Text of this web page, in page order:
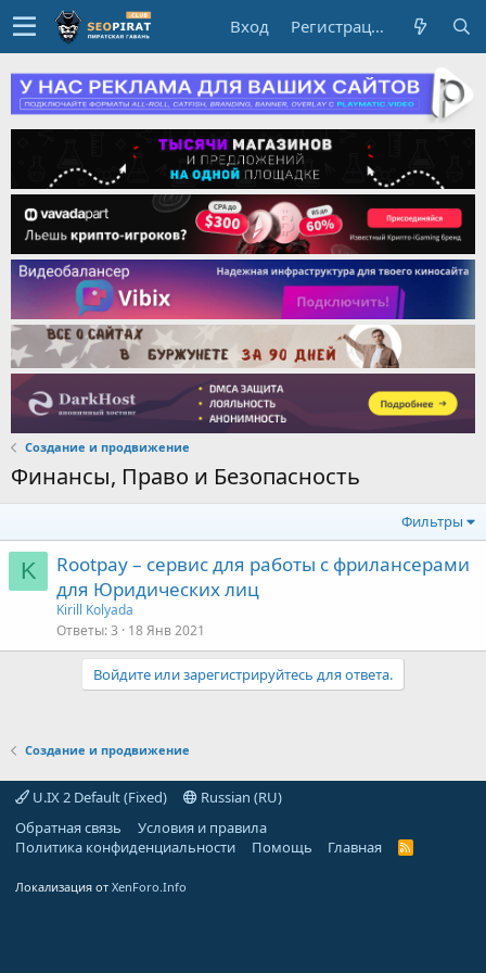
Вход Регистрация
Создание и продвижение
Финансы, Право и Безопасность
Фильтры
K
Rootpay – сервис для работы с фрилансерами
для Юридических лиц
Kirill Kolyada
Ответы 3 18 Янв 2021
Войдите или зарегистрируйтесь для ответа.
Создание и продвижение
U.IX 2 Default (Fixed)
Russian (RU)
Обратная связь
Условия и правила
Политика конфиденциальности
Помощь Главная
R
Локализация от XenForo.Info